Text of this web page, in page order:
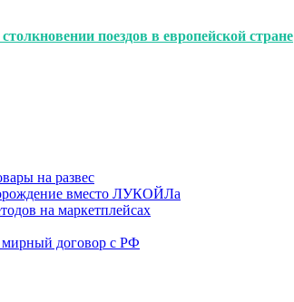
поездов в европейской стране
на развес
вместо ЛУКОЙЛа
на маркетплейсах
мирный договор с РФ